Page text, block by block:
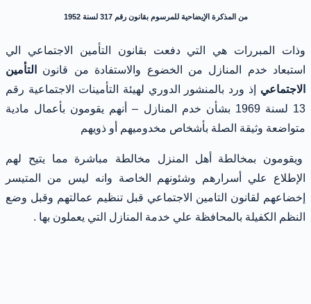
من المذكرة الإيضاحية للمرسوم بقانون رقم 317 لسنة 1952
وذات المبررات هي التي دفعت بقانون التأمين الاجتماعي الي
استبعاد خدم المنازل من الخضوع والاستفادة من قانون
التأمين
الاجتماعي إذ ورد بالمنشور الدوري لهيئة التأمينات الاجتماعية رقم
13 لسنة 1969 بشأن خدم المنازل – أنهم يقومون بأعمال مادية
متواضعة وثيقة الصلة بأشخاص مخدوميهم أو ذويهم
ويقومون بمخالطة أهل المنزل مخالطة مباشرة مما يتيح لهم
الإطلاع علي أسرارهم وشئونهم الخاصة وانه ليس من المتيسر
إخضاعهم لقانون التامين الاجتماعي قبل تنظيم عمالتهم وقبل وضع
النظم الكفيلة بالمحافظة علي خدمة المنازل التي يعملون بها .